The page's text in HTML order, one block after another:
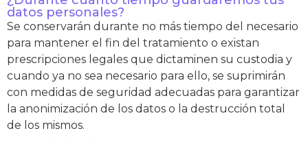
datos personales?
Se conservarán durante no más tiempo del necesario
para mantener el fin del tratamiento o existan
prescripciones legales que dictaminen su custodia y
cuando ya no sea necesario para ello, se suprimirán
con medidas de seguridad adecuadas para garantizar
la anonimización de los datos o la destrucción total
de los mismos.